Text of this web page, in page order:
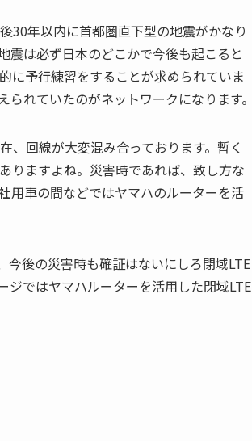
30年以内に首都圏直下型の地震がかなり
震は必ず日本のどこかで今後も起こると
に予行練習をすることが求められていま
れていたのがネットワークになります。
、回線が大変混み合っております。暫く
りますよね。災害時であれば、致し方な
用車の間などではヤマハのルーターを活
今後の災害時も確証はないにしろ閉域LTE
ジではヤマハルーターを活用した閉域LTE